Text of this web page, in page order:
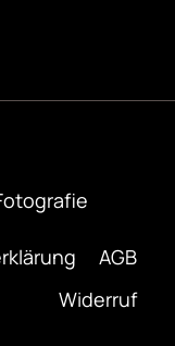
AGB
Widerruf